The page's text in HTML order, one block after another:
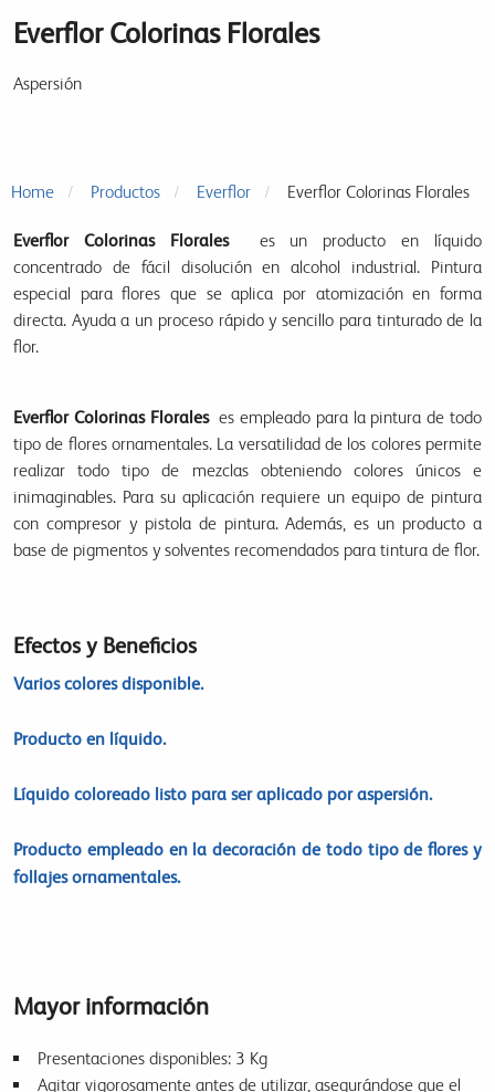
Everflor Colorinas Florales
Aspersión
Home Productos Everflor Everflor Colorinas Florales
Everflor Colorinas Florales
es un producto en líquido
concentrado de fácil disolución en alcohol industrial. Pintura
especial para flores que se aplica por atomización en forma
directa. Ayuda a un proceso rápido y sencillo para tinturado de la
flor.
Everflor Colorinas Florales es empleado para la pintura de todo
tipo de flores ornamentales. La versatilidad de los colores permite
realizar todo tipo de mezclas obteniendo colores únicos e
inimaginables. Para su aplicación requiere un equipo de pintura
con compresor y pistola de pintura. Además, es un producto a
base de pigmentos y solventes recomendados para tintura de flor.
Efectos y Beneficios
Varios colores disponible.
Producto en líquido.
Líquido coloreado listo para ser aplicado por aspersión.
Producto empleado en la decoración de todo tipo de flores y
follajes ornamentales.
Mayor información
Presentaciones disponibles: 3 Kg
Agitar vigorosamente antes de utilizar, asegurándose que el